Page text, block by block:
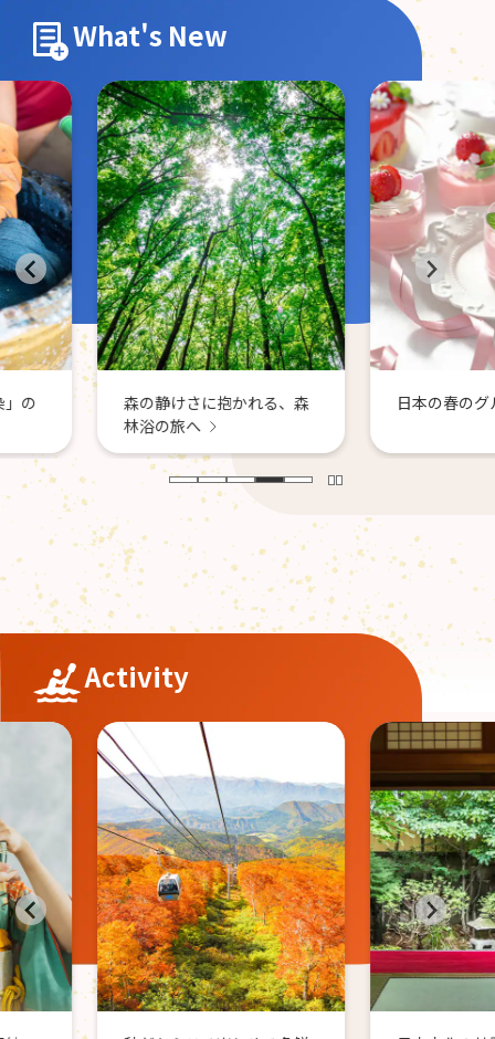
What's New
る、森 日本の春のグルメ巡り
日本各
景色に癒
Activity
温泉や星
秋を楽し